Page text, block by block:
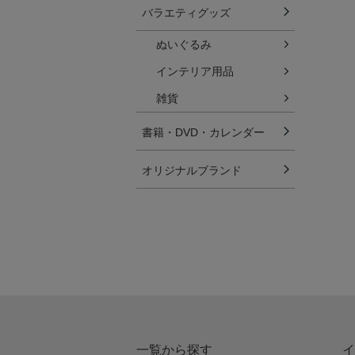
バラエティグッズ
ぬいぐるみ
インテリア用品
雑貨
書籍・DVD・カレンダー
オリジナルブランド
一覧から探す